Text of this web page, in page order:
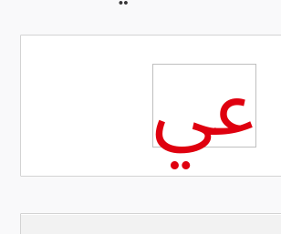
ﳸ